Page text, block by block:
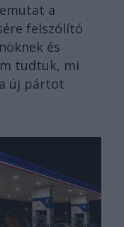
a
felszólító
és
tudtuk, mi
új pártot